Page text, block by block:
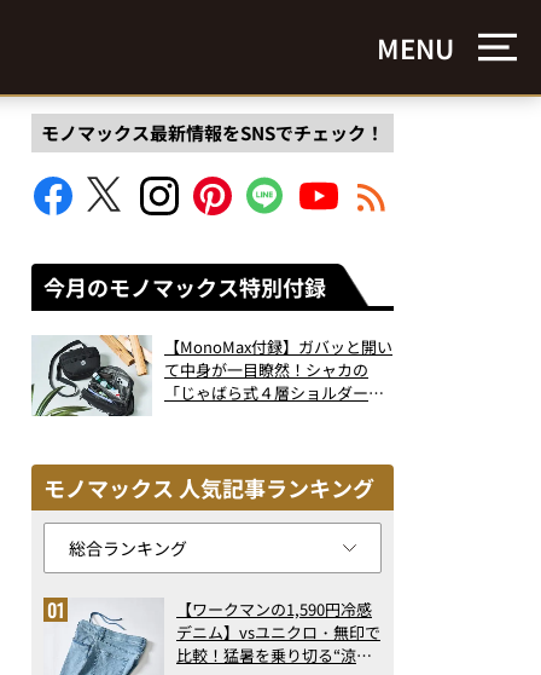
MENU
モノマックス最新情報をSNSでチェック！
今月のモノマックス特別付録
【MonoMax付録】ガバッと開い
て中身が一目瞭然！シャカの
「じゃばら式４層ショルダーバ
モノマックス 人気記事ランキング
【ワークマンの1,590円冷感
デニム】vsユニクロ・無印で
比較！猛暑を乗り切る“涼感